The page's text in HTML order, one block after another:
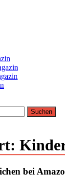
Tipps
mit Bella
bei